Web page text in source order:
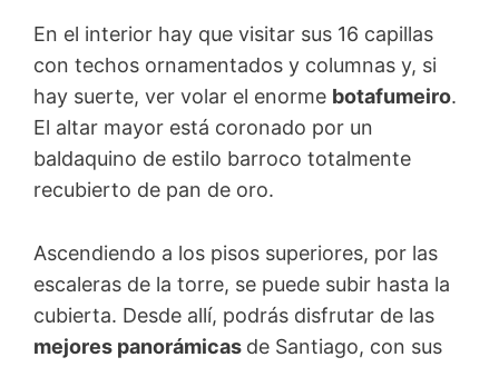
En el interior hay que visitar sus 16 capillas
con techos ornamentados y columnas y, si
hay suerte, ver volar el enorme botafumeiro.
El altar mayor está coronado por un
baldaquino de estilo barroco totalmente
recubierto de pan de oro.
Ascendiendo a los pisos superiores, por las
escaleras de la torre, se puede subir hasta la
cubierta. Desde allí, podrás disfrutar de las
mejores panorámicas de Santiago, con sus